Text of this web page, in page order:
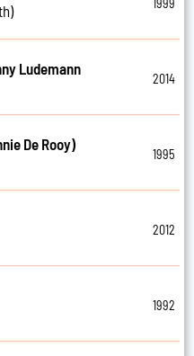
Ludemann
2014
De Rooy)
1995
2012
1992